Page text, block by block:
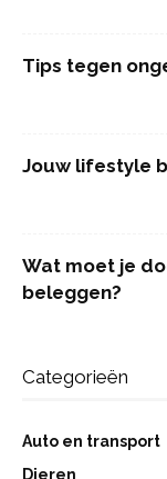
Tips tegen
Jouw lifestyle
Wat moet je
beleggen?
Categorieën
Auto en transport
Dieren